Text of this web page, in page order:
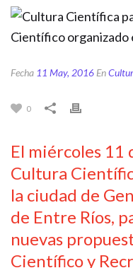
Fecha 11 May, 2016 En
0
El miércoles 11
Cultura
la ciudad de
de Entre Ríos,
nuevas
Científico y